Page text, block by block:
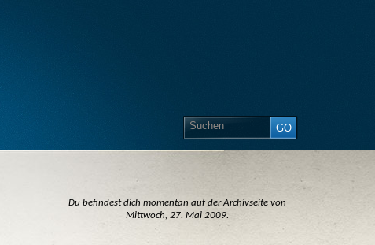
Du befindest dich momentan auf der Archivseite von
Mittwoch, 27. Mai 2009.